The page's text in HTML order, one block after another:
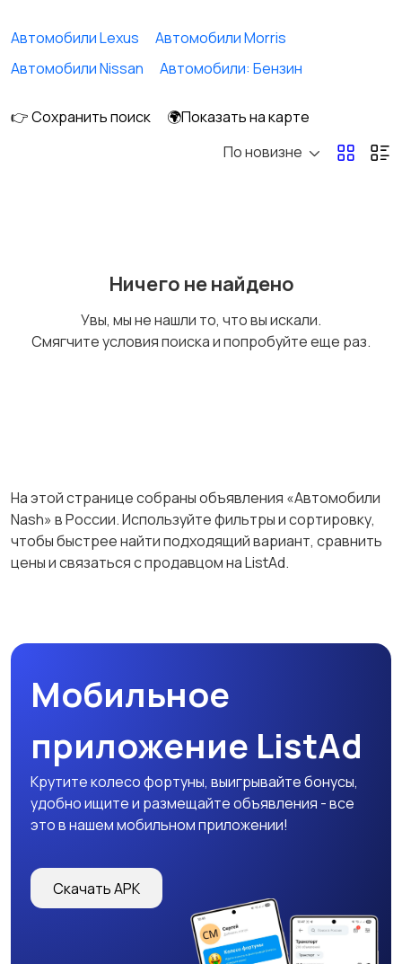
аксессуары
Автомобили Lexus
Автомобили Morris
Автомобили Nissan
Автомобили: Бензин
👉 Сохранить поиск
🌍Показать на карте
По новизне
Ничего не найдено
Увы, мы не нашли то, что вы искали.
Смягчите условия поиска и попробуйте еще раз.
На этой странице собраны объявления «Автомобили
Nash» в России. Используйте фильтры и сортировку,
чтобы быстрее найти подходящий вариант, сравнить
цены и связаться с продавцом на ListAd.
Мобильное
приложение ListAd
Крутите колесо фортуны, выигрывайте бонусы,
удобно ищите и размещайте объявления - все
это в нашем мобильном приложении!
Скачать APK